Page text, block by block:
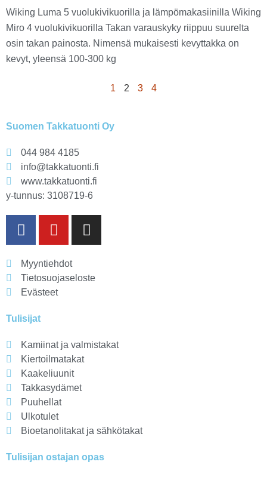
Wiking Luma 5 vuolukivikuorilla ja lämpömakasiinilla Wiking
Miro 4 vuolukivikuorilla Takan varauskyky riippuu suurelta
osin takan painosta. Nimensä mukaisesti kevyttakka on
kevyt, yleensä 100-300 kg
1 2 3 4
Suomen Takkatuonti Oy
044 984 4185
info@takkatuonti.fi
www.takkatuonti.fi
y-tunnus: 3108719-6
Myyntiehdot
Tietosuojaseloste
Evästeet
Tulisijat
Kamiinat ja valmistakat
Kiertoilmatakat
Kaakeliuunit
Takkasydämet
Puuhellat
Ulkotulet
Bioetanolitakat ja sähkötakat
Tulisijan ostajan opas